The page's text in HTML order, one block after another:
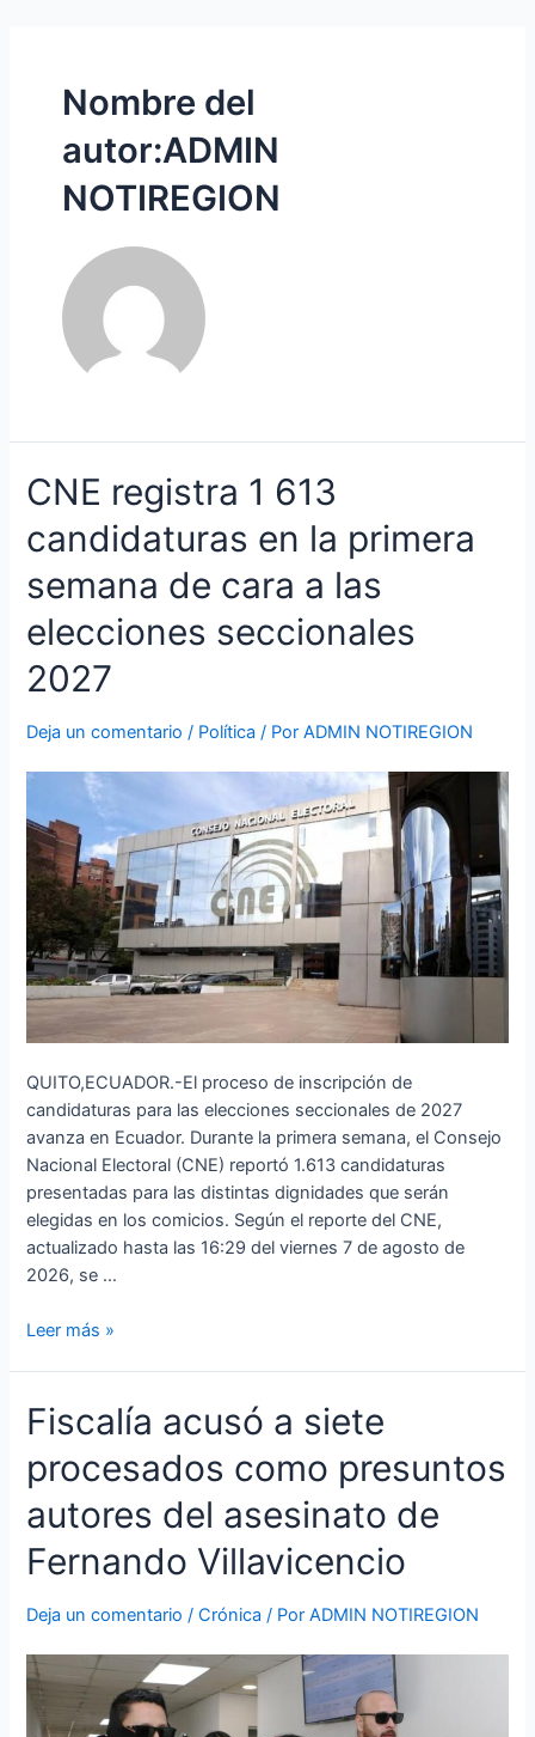
Nombre del
autor:ADMIN
NOTIREGION
CNE registra 1 613
candidaturas en la primera
semana de cara a las
elecciones seccionales
2027
Deja un comentario / Política / PorADMIN NOTIREGION
QUITO,ECUADOR.-El proceso de inscripción de
candidaturas para las elecciones seccionales de 2027
avanza en Ecuador. Durante la primera semana, el Consejo
Nacional Electoral (CNE) reportó 1.613 candidaturas
presentadas para las distintas dignidades que serán
elegidas en los comicios. Según el reporte del CNE,
actualizado hasta las 16:29 del viernes 7 de agosto de
2026, se …
CNE
registra
1
candidaturas
la
primera
de
a
elecciones
seccionales
2027
Leer más »
Fiscalía acusó a siete
procesados como presuntos
autores del asesinato de
Fernando Villavicencio
Deja un comentario /Crónica / PorADMIN NOTIREGION
Fiscalía
acusó
a
siete
procesados
como
presuntos
autores
del
asesinato
de
Fernando